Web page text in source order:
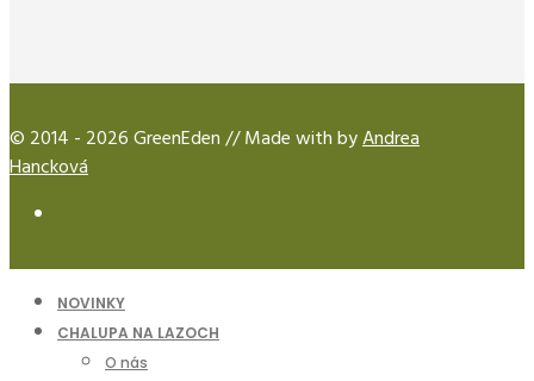
© 2014 - 2026 GreenEden // Made withbyAndrea
Hancková
NOVINKY
CHALUPA NA LAZOCH
O nás